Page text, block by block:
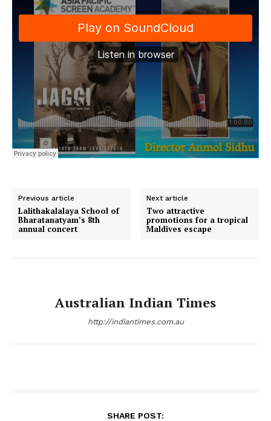
Previous article
Lalithakalalaya School of
Bharatanatyam’s 8th
annual concert
Next article
Two attractive
promotions for a tropical
Maldives escape
Australian Indian Times
http://indiantimes.com.au
SHARE POST: